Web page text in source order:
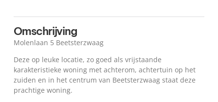
Omschrijving
Molenlaan 5 Beetsterzwaag
Deze op leuke locatie, zo goed als vrijstaande
karakteristieke woning met achterom, achtertuin op het
zuiden en in het centrum van Beetsterzwaag staat deze
prachtige woning.